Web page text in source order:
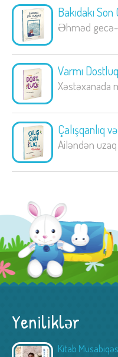
Bakıdakı Son
Əhməd gecə-
Varmı
Xəstəxanada
Çalışqanlıq
Ailəndən
Yeniliklər
Kitab